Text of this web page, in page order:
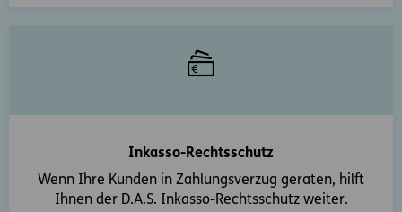
Inkasso-Rechtsschutz
Wenn Ihre Kunden in Zahlungsverzug geraten, hilft
Ihnen der D.A.S. Inkasso-Rechtsschutz weiter.